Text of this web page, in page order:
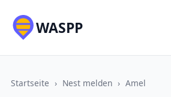
WASPP
Startseite › Nest melden › Amel